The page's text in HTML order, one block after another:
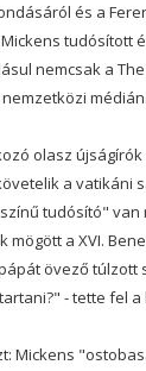
és a
tudósított
nemcsak a
olasz
a vatikáni
tudósító" van
mögött a XVI.
övező túlzott
- tette fel a
Mickens